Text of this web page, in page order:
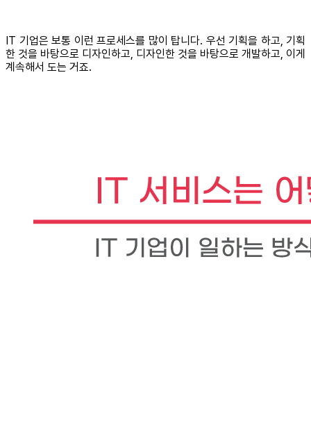
IT 기업은 보통 이런 프로세스를 많이 탑니다. 우선 기획을 하고, 기획
한 것을 바탕으로 디자인하고, 디자인한 것을 바탕으로 개발하고, 이게
계속해서 도는 거죠.